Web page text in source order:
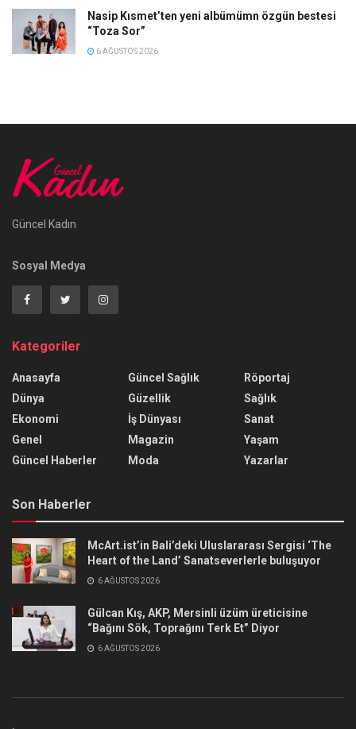
Nasip Kısmet’ten yeni albümümn özgün bestesi
“Toza Sor”
6 AĞUSTOS 2026
Güncel Kadın
Sosyal Medya
Kategoriler
Anasayfa
Dünya
Ekonomi
Genel
Güncel Haberler
Güncel Sağlık
Güzellik
İş Dünyası
Magazin
Moda
Röportaj
Sağlık
Sanat
Yaşam
Yazarlar
Son Haberler
McArt.ist’in Bali’deki Uluslararası Sergisi ‘The
Heart of the Land’ Sanatseverlerle buluşuyor
6 AĞUSTOS 2026
Gülcan Kış, AKP, Mersinli üzüm üreticisine
“Bağını Sök, Toprağını Terk Et” Diyor
6 AĞUSTOS 2026